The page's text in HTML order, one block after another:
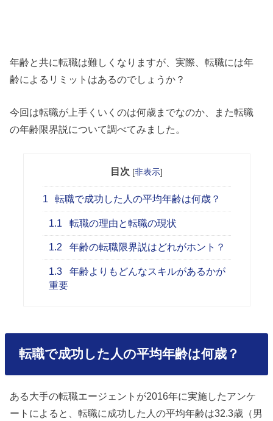
年齢と共に転職は難しくなりますが、実際、転職には年
齢によるリミットはあるのでしょうか？
今回は転職が上手くいくのは何歳までなのか、また転職
の年齢限界説について調べてみました。
目次 [非表示]
1 転職で成功した人の平均年齢は何歳？
1.1 転職の理由と転職の現状
1.2 年齢の転職限界説はどれがホント？
1.3
年齢よりもどんなスキルがあるかが
重要
転職で成功した人の平均年齢は何歳？
ある大手の転職エージェントが2016年に実施したアンケ
ートによると、転職に成功した人の平均年齢は32.3歳（男